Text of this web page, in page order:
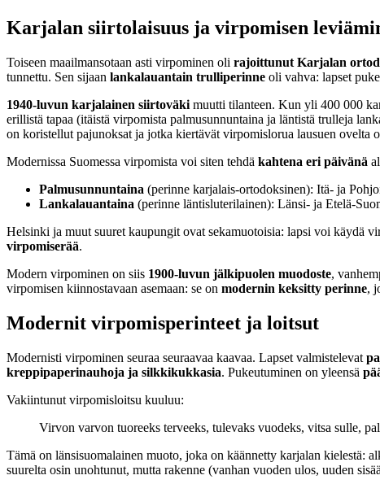
Karjalan siirtolaisuus ja virpomisen
Toiseen maailmansotaan asti virpominen oli rajoittunut Karjalan
tunnettu. Sen sijaan lankalauantain trulliperinne oli vahva: lapset
1940-luvun karjalainen siirtoväki muutti tilanteen. Kun yli 400 000
erillistä tapaa (itäistä virpomista palmusunnuntaina ja läntistä trulleja
on koristellut pajunoksat ja jotka kiertävät virpomislorua lausuen ovelta
Modernissa Suomessa virpomista voi siten tehdä kahtena eri päivänä
Palmusunnuntaina (perinne karjalais-ortodoksinen): Itä- ja
Lankalauantaina (perinne läntisluterilainen): Länsi- ja Etelä-
Helsinki ja muut suuret kaupungit ovat sekamuotoisia: lapsi voi käydä
virpomiserää.
Modern virpominen on siis 1900-luvun jälkipuolen muodoste,
virpomisen kiinnostavaan asemaan: se on modernin keksitty perinne,
Modernit virpomisperinteet ja loitsut
Modernisti virpominen seuraa seuraavaa kaavaa. Lapset valmistelevat
kreppipaperinauhoja ja silkkikukkasia. Pukeutuminen on yleensä
Vakiintunut virpomisloitsu kuuluu:
Virvon varvon tuoreeks terveeks, tulevaks vuodeks, vitsa sulle,
Tämä on länsisuomalainen muoto, joka on käännetty karjalan kielestä:
suurelta osin unohtunut, mutta rakenne (vanhan vuoden ulos, uuden